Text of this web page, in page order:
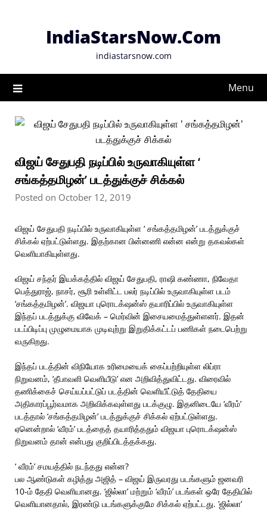
IndiaStarsNow.Com
indiastarsnow.com
Menu
விஜய் சேதுபதி நடிப்பில் உருவாகியுள்ள ‘
சங்கத்தமிழன்’ படத்துக்குச் சிக்கல்
Posted on October 12, 2019
விஜய் சேதுபதி நடிப்பில் உருவாகியுள்ள ‘ சங்கத்தமிழன்’ படத்துக்குச்
சிக்கல் ஏற்பட்டுள்ளது. இதற்கான பின்னணி என்ன என்று தகவல்கள்
வெளியாகியுள்ளது.
விஜய் சந்தர் இயக்கத்தில் விஜய் சேதுபதி, ராஷி கண்ணா, நிவேதா
பெத்துராஜ், நாசர், சூரி உள்ளிட்ட பலர் நடிப்பில் உருவாகியுள்ள படம்
‘சங்கத்தமிழன்’. விஜயா புரொடக்‌ஷன்ஸ் தயாரிப்பில் உருவாகியுள்ள
இந்தப் படத்துக்கு விவேக் – மெர்வின் இசையமைத்துள்ளனர். இதன்
படப்பிடிப்பு முழுமையாக முடிவுற்று இறுதிக்கட்டப் பணிகள் நடைபெற்று
வருகிறது.
இந்தப் படத்தின் விநியோக உரிமையைக் கைப்பற்றியுள்ள லிப்ரா
நிறுவனம், ‘தீபாவளி வெளியீடு’ என அறிவித்துவிட்டது. விரைவில்
தணிக்கைச் செய்யப்பட்டுப் படத்தின் வெளியீட்டுத் தேதியை
அதிகாரப்பூர்வமாக அறிவிக்கவுள்ளது படக்குழு. இதனிடையே ‘வீரம்’
படத்தால் ‘சங்கத்தமிழன்’ படத்துக்குச் சிக்கல் ஏற்பட்டுள்ளது.
ஏனென்றால் ‘வீரம்’ படத்தைத் தயாரித்ததும் விஜயா புரொடக்‌ஷன்ஸ்
நிறுவனம் தான் என்பது குறிப்பிடத்தக்கது.
‘ வீரம்’ சமயத்தில் நடந்தது என்ன?
பல ஆண்டுகள் கழித்து அஜித் – விஜய் இருவரது படங்களும் ஜனவரி
10-ம் தேதி வெளியானது. ‘ஜில்லா’ மற்றும் ‘வீரம்’ படங்கள் ஒரே தேதியில்
வெளியானதால், இரண்டு படங்களுக்குமே சிக்கல் ஏற்பட்டது. ’ஜில்லா’